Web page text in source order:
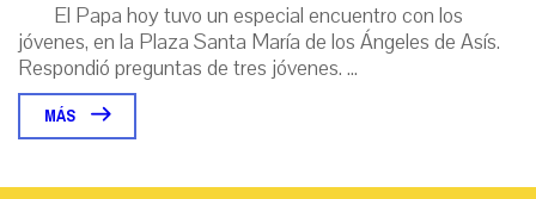
El Papa hoy tuvo un especial encuentro con los
jóvenes, en la Plaza Santa María de los Ángeles de Asís.
Respondió preguntas de tres jóvenes. ...
MÁS